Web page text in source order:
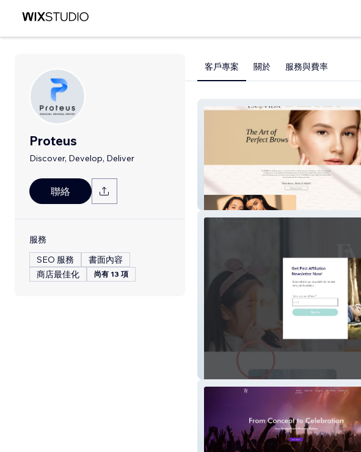
Proteus
Discover, Develop, Deliver
聯絡
服務
SEO 服務
書面內容
商店最佳化
尚有 13 項
客戶專案 關於 服務與費率
La Vida
First Affiliation